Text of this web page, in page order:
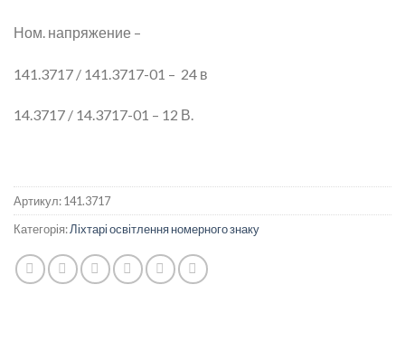
Ном. напряжение –
141.3717 / 141.3717-01 – 24 в
14.3717 / 14.3717-01 – 12 В.
Артикул:141.3717
Категорія:Ліхтарі освітлення номерного знаку